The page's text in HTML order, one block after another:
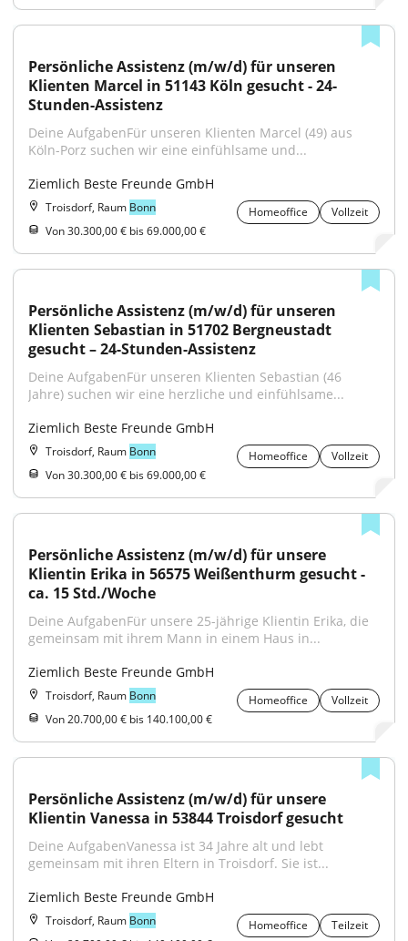
Persönliche Assistenz (m/w/d) für unseren
Klienten Marcel in 51143 Köln gesucht - 24-
Stunden-Assistenz
Deine AufgabenFür unseren Klienten Marcel (49) aus
Köln-Porz suchen wir eine einfühlsame und...
Ziemlich Beste Freunde GmbH
Troisdorf, Raum Bonn Homeoffice
Vollzeit
Von 30.300,00 € bis 69.000,00 €
Persönliche Assistenz (m/w/d) für unseren
Klienten Sebastian in 51702 Bergneustadt
gesucht – 24-Stunden-Assistenz
Deine AufgabenFür unseren Klienten Sebastian (46
Jahre) suchen wir eine herzliche und einfühlsame...
Ziemlich Beste Freunde GmbH
Troisdorf, Raum Bonn Homeoffice
Vollzeit
Von 30.300,00 € bis 69.000,00 €
Persönliche Assistenz (m/w/d) für unsere
Klientin Erika in 56575 Weißenthurm gesucht -
ca. 15 Std./Woche
Deine AufgabenFür unsere 25-jährige Klientin Erika, die
gemeinsam mit ihrem Mann in einem Haus in...
Ziemlich Beste Freunde GmbH
Troisdorf, Raum Bonn Homeoffice
Vollzeit
Von 20.700,00 € bis 140.100,00 €
Persönliche Assistenz (m/w/d) für unsere
Klientin Vanessa in 53844 Troisdorf gesucht
Deine AufgabenVanessa ist 34 Jahre alt und lebt
gemeinsam mit ihren Eltern in Troisdorf. Sie ist...
Ziemlich Beste Freunde GmbH
Troisdorf, Raum Bonn Homeoffice
Teilzeit